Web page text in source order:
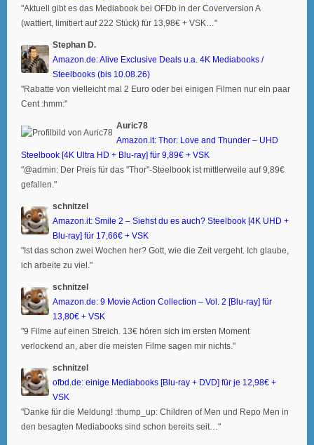
"Aktuell gibt es das Mediabook bei OFDb in der Coverversion A
(wattiert, limitiert auf 222 Stück) für 13,98€ + VSK…"
Stephan D.
Amazon.de: Alive Exclusive Deals u.a. 4K Mediabooks /
Steelbooks (bis 10.08.26)
"Rabatte von vielleicht mal 2 Euro oder bei einigen Filmen nur ein paar
Cent :hmm:"
Auric78
Amazon.it: Thor: Love and Thunder – UHD
Steelbook [4K Ultra HD + Blu-ray] für 9,89€ + VSK
"@admin: Der Preis für das "Thor"-Steelbook ist mittlerweile auf 9,89€
gefallen."
schnitzel
Amazon.it: Smile 2 – Siehst du es auch? Steelbook [4K UHD +
Blu-ray] für 17,66€ + VSK
"Ist das schon zwei Wochen her? Gott, wie die Zeit vergeht. Ich glaube,
ich arbeite zu viel."
schnitzel
Amazon.de: 9 Movie Action Collection – Vol. 2 [Blu-ray] für
13,80€ + VSK
"9 Filme auf einen Streich. 13€ hören sich im ersten Moment
verlockend an, aber die meisten Filme sagen mir nichts."
schnitzel
ofbd.de: einige Mediabooks [Blu-ray + DVD] für je 12,98€ +
VSK
"Danke für die Meldung! :thump_up: Children of Men und Repo Men in
den besagten Mediabooks sind schon bereits seit…"